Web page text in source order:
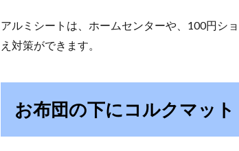
アルミシートは、ホームセンターや、100円シ
え対策ができます。
お布団の下にコルクマット